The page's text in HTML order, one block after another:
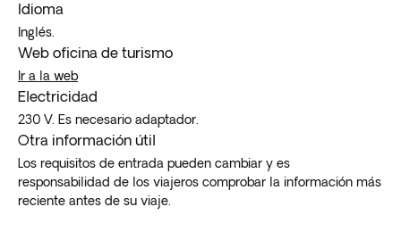
Idioma
Inglés.
Web oficina de turismo
Ir a la web
Electricidad
230 V. Es necesario adaptador.
Otra información útil
Los requisitos de entrada pueden cambiar y es
responsabilidad de los viajeros comprobar la información más
reciente antes de su viaje.